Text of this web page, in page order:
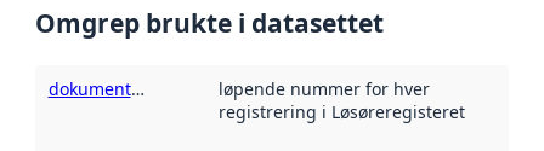
Omgrep brukte i datasettet
dokumentnummer
løpende nummer for hver
registrering i Løsøreregisteret